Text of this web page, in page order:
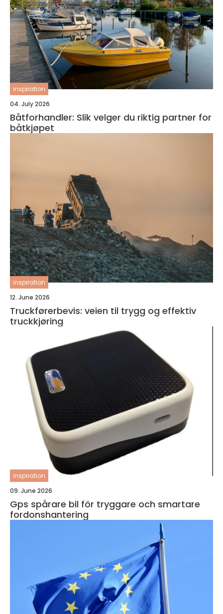
inspiration
04. July 2026
Båtforhandler: Slik velger du riktig partner for
båtkjøpet
inspiration
12. June 2026
Truckførerbevis: veien til trygg og effektiv
truckkjøring
inspiration
09. June 2026
Gps spårare bil för tryggare och smartare
fordonshantering